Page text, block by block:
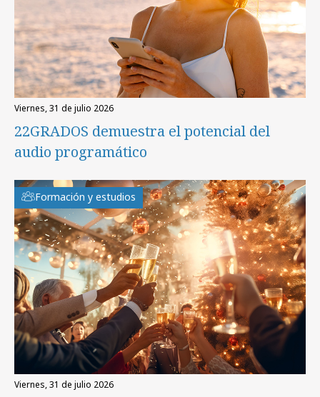
viernes, 31 de julio 2026
22GRADOS demuestra el potencial del
audio programático
Formación y estudios
viernes, 31 de julio 2026